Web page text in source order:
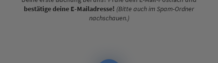
bestätige deine E-Mailadresse! (Bitte auch im Spam-Ordner
nachschauen.)